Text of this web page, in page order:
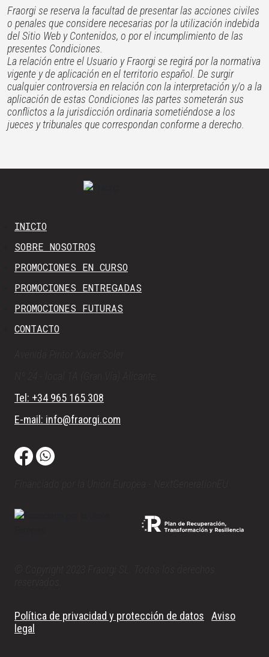
Fraorgi se reserva la facultad de presentar las acciones civiles
o penales que considere necesarias por la utilización indebida
del Sitio Web y Contenidos, o por el incumplimiento de las
presentes Condiciones.
La relación entre el Usuario y Fraorgi se regirá por la normativa
vigente y de aplicación en el territorio español. De surgir
cualquier controversia en relación con la interpretación y/o a la
aplicación de estas Condiciones las partes someterán sus
conflictos a la jurisdicción ordinaria sometiéndose a los
jueces y tribunales que correspondan conforme a derecho.
INICIO
SOBRE NOSOTROS
PROMOCIONES EN CURSO
PROMOCIONES ENTREGADAS
PROMOCIONES FUTURAS
CONTACTO
Tel: +34 965 165 308
E-mail: info@fraorgi.com
Política de privacidad y protección de datos
Aviso
legal